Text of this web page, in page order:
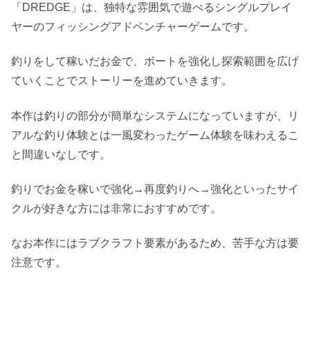
「DREDGE」は、独特な雰囲気で遊べるシングルプレイ
ヤーのフィッシングアドベンチャーゲームです。
釣りをして稼いだお金で、ボートを強化し探索範囲を広げ
ていくことでストーリーを進めていきます。
本作は釣りの部分が簡単なシステムになっていますが、リ
アルな釣り体験とは一風変わったゲーム体験を味わえるこ
と間違いなしです。
釣りでお金を稼いで強化→再度釣りへ→強化といったサイ
クルが好きな方には非常におすすめです。
なお本作にはラブクラフト要素があるため、苦手な方は要
注意です。